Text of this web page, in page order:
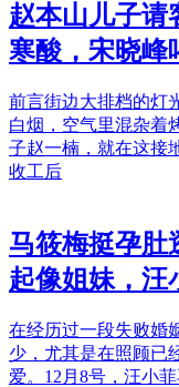
赵本山儿子请
寒酸，宋晓峰
前言街边大排档的灯
白烟，空气里混杂着
子赵一楠，就在这接
收工后
马筱梅挺孕肚
起像姐妹，汪
在经历过一段失败婚
少，尤其是在照顾已
爱。12月8号，汪小